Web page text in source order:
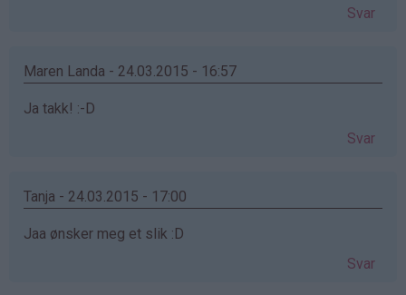
Svar
Maren Landa - 24.03.2015 - 16:57
Ja takk! :-D
Svar
Tanja - 24.03.2015 - 17:00
Jaa ønsker meg et slik :D
Svar